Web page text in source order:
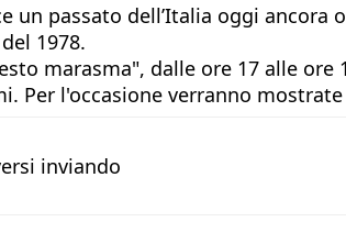
passato dell’Italia oggi ancora
1978.
marasma", dalle ore 17 alle
Per l'occasione verranno
inviando